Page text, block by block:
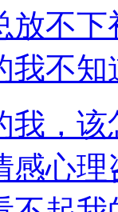
放不下
我不知
我，该
感心